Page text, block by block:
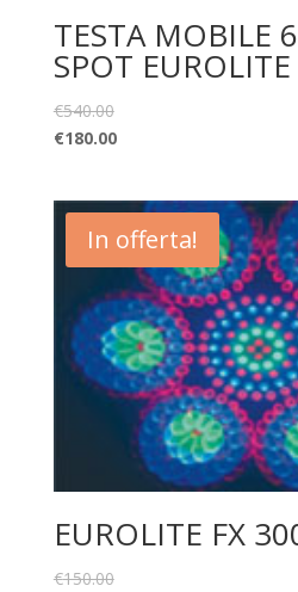
TESTA MOBILE
SPOT
€540.00
€180.00
In offerta!
EUROLITE FX
€150.00